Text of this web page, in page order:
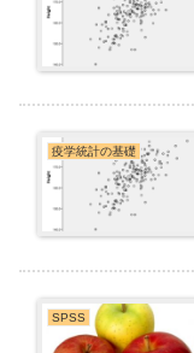
疫学統計の基礎
SPSS